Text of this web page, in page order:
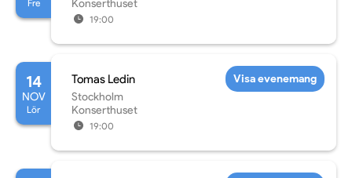
Fre
Konserthuset
19:00
14
NOV
Lör
Tomas Ledin
Stockholm
Konserthuset
19:00
Visa evenemang